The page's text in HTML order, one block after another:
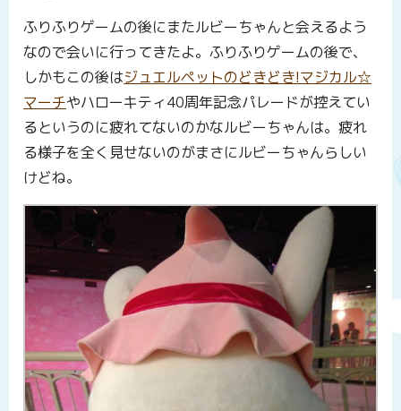
ふりふりゲームの後にまたルビーちゃんと会えるよう
なので会いに行ってきたよ。ふりふりゲームの後で、
しかもこの後はジュエルペットのどきどき!マジカル☆
マーチやハローキティ40周年記念パレードが控えてい
るというのに疲れてないのかなルビーちゃんは。疲れ
る様子を全く見せないのがまさにルビーちゃんらしい
けどね。